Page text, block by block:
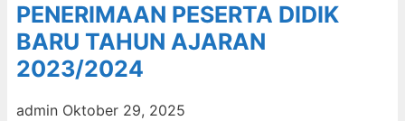
PENERIMAAN PESERTA DIDIK
BARU TAHUN AJARAN
2023/2024
admin Oktober 29, 2025